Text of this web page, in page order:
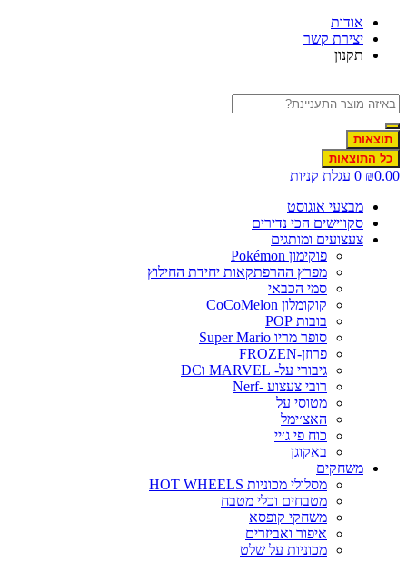
אודות
יצירת קשר
תקנון
תוצאות
כל התוצאות
₪
0 עגלת קניות
מבצעי אוגוסט
סקווישים הכי נדירים
צעצועים ומותגים
פוקימון Pokémon
מפרץ ההרפתקאות יחידת החילוץ
סמי הכבאי
קוקומלון CoCoMelon
בובות POP
סופר מריו Super Mario
פרוזן-FROZEN
גיבורי על- MARVEL וDC
רובי צעצוע -Nerf
מטוסי על
האצ׳ימל
כוח פי ג׳יי
באקוגן
משחקים
מסלולי מכוניות HOT WHEELS
מטבחים וכלי מטבח
משחקי קופסא
איפור ואביזרים
מכוניות על שלט